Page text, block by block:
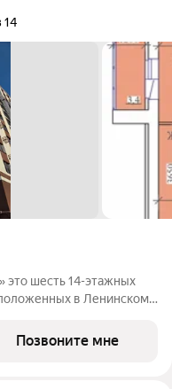
14
в Ленинском
ЛИТЕР сдаем
Позвоните мне